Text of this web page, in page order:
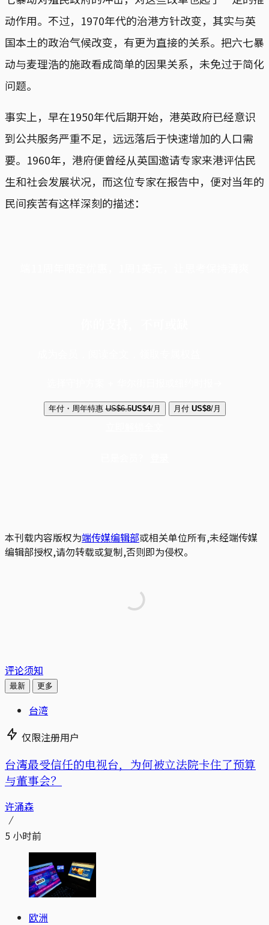
动作用。不过，1970年代的治港方针改变，其实与英
国本土的政治气候改变，有更为直接的关系。把六七暴
动与麦理浩的施政看成简单的因果关系，未免过于简化
问题。
事实上，早在1950年代后期开始，港英政府已经意识
到公共服务严重不足，远远落后于快速增加的人口需
要。1960年，港府便曾经从英国邀请专家来港评估民
生和社会发展状况，而这位专家在报告中，便对当年的
民间疾苦有这样深刻的描述：
年付・周年特惠 US$6.5US$4/月 月付 US$8/月
本刊载内容版权为端传媒编辑部或相关单位所有,未经端传媒
编辑部授权,请勿转载或复制,否则即为侵权。
评论须知
最新 更多
台湾
仅限注册用户
台湾最受信任的电视台，为何被立法院卡住了预算
与董事会？
许涌森
5 小时前
欧洲